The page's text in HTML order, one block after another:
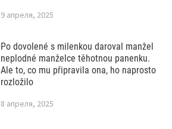
9 апреля, 2025
Po dovolené s milenkou daroval manžel
neplodné manželce těhotnou panenku.
Ale to, co mu připravila ona, ho naprosto
rozložilo
8 апреля, 2025